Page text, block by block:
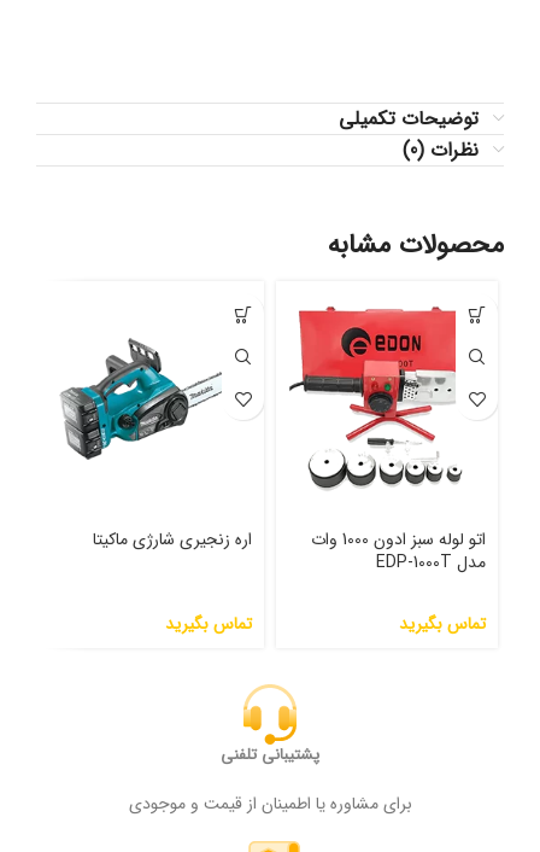
توضیحات تکمیلی
نظرات (0)
محصولات مشابه
اتو لوله سبز ادون 1000 وات
مدل EDP-1000T
تماس بگیرید
اره زنجیری شارژی ماکیتا
تماس بگیرید
پشتیبانی تلفنی
برای مشاوره یا اطمینان از قیمت و موجودی